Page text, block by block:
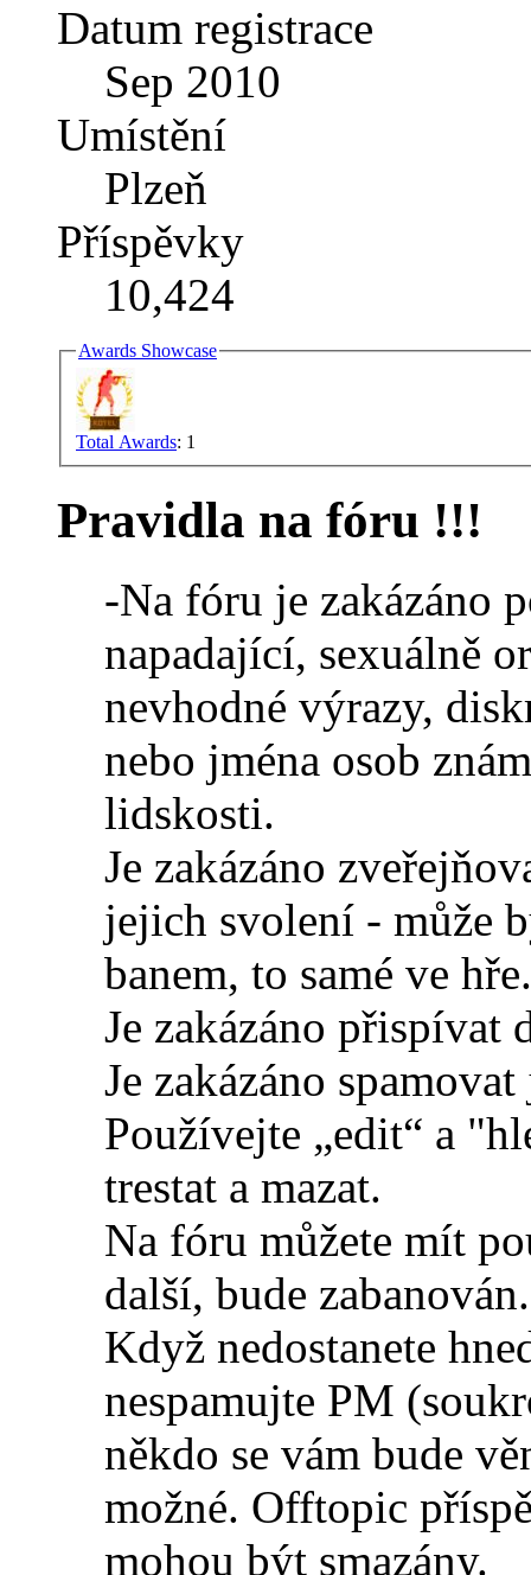
Datum registrace
Sep 2010
Umístění
Plzeň
Příspěvky
10,424
Awards Showcase
Total Awards: 1
Pravidla na fóru !!!
-Na fóru je zakázáno
napadající, sexuálně
nevhodné výrazy,
nebo jména osob
lidskosti.
Je zakázáno
jejich svolení - může
banem, to samé ve hře.
Je zakázáno přispívat
Je zakázáno
Používejte „edit“ a
trestat a mazat.
Na fóru můžete mít
další, bude zabanován.
Když nedostanete
nespamujte PM
někdo se vám bude
možné. Offtopic
mohou být smazány.